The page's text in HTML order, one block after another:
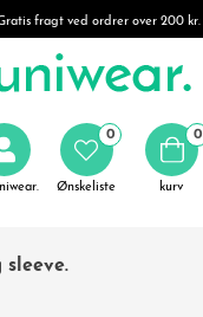
fragt ved ordrer over 200 kr.
Ønskeliste
0 0
kurv
sleeve.